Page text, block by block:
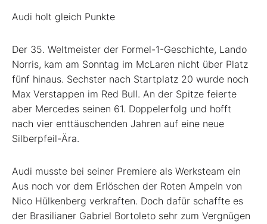
Audi holt gleich Punkte
Der 35. Weltmeister der Formel-1-Geschichte, Lando
Norris, kam am Sonntag im McLaren nicht über Platz
fünf hinaus. Sechster nach Startplatz 20 wurde noch
Max Verstappen im Red Bull. An der Spitze feierte
aber Mercedes seinen 61. Doppelerfolg und hofft
nach vier enttäuschenden Jahren auf eine neue
Silberpfeil-Ära.
Audi musste bei seiner Premiere als Werksteam ein
Aus noch vor dem Erlöschen der Roten Ampeln von
Nico Hülkenberg verkraften. Doch dafür schaffte es
der Brasilianer Gabriel Bortoleto sehr zum Vergnügen